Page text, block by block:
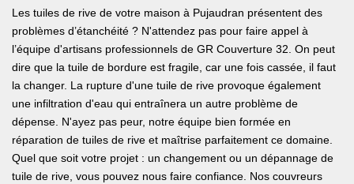
Les tuiles de rive de votre maison à Pujaudran présentent des
problèmes d’étanchéité ? N'attendez pas pour faire appel à
l’équipe d'artisans professionnels de GR Couverture 32. On peut
dire que la tuile de bordure est fragile, car une fois cassée, il faut
la changer. La rupture d'une tuile de rive provoque également
une infiltration d'eau qui entraînera un autre problème de
dépense. N'ayez pas peur, notre équipe bien formée en
réparation de tuiles de rive et maîtrise parfaitement ce domaine.
Quel que soit votre projet : un changement ou un dépannage de
tuile de rive, vous pouvez nous faire confiance. Nos couvreurs